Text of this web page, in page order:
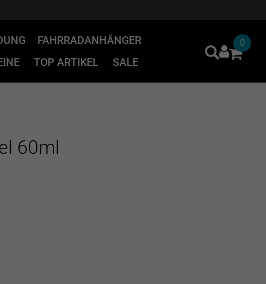
FAHRRADANHÄNGER
TOP ARTIKEL SALE
0
60ml